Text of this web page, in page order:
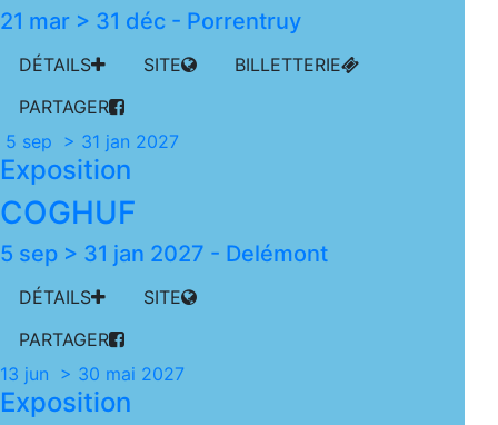
21 mar > 31 déc - Porrentruy
DÉTAILS SITE
BILLETTERIE
PARTAGER
5 sep > 31 jan 2027
Exposition
COGHUF
5 sep > 31 jan 2027 - Delémont
DÉTAILS
SITE
PARTAGER
13 jun > 30 mai 2027
Exposition